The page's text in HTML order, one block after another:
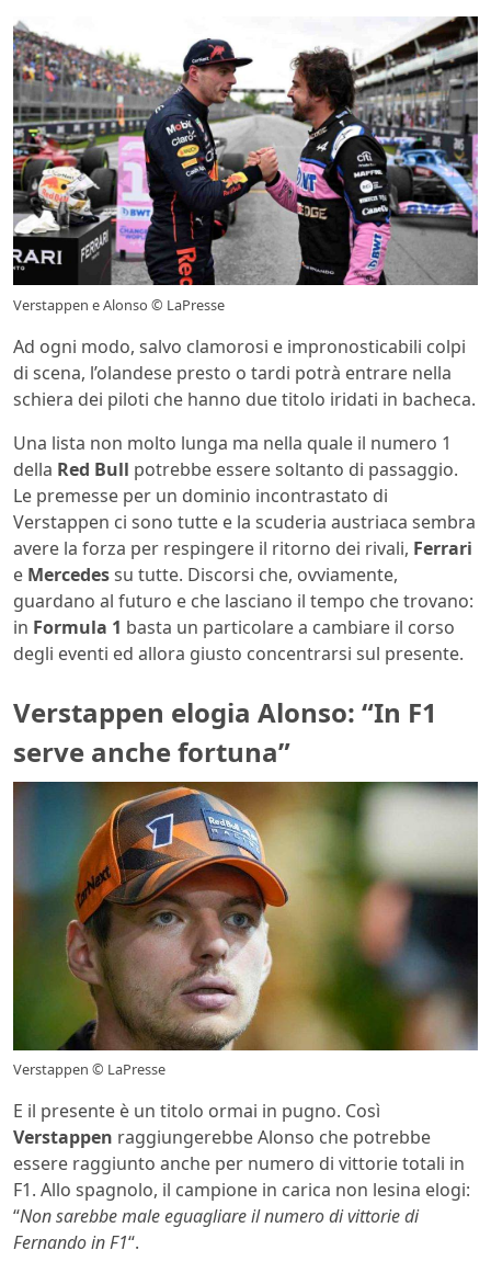
Verstappen e Alonso © LaPresse
Ad ogni modo, salvo clamorosi e impronosticabili colpi
di scena, l’olandese presto o tardi potrà entrare nella
schiera dei piloti che hanno due titolo iridati in bacheca.
Una lista non molto lunga ma nella quale il numero 1
della Red Bull potrebbe essere soltanto di passaggio.
Le premesse per un dominio incontrastato di
Verstappen ci sono tutte e la scuderia austriaca sembra
avere la forza per respingere il ritorno dei rivali, Ferrari
e Mercedessu tutte. Discorsi che, ovviamente,
guardano al futuro e che lasciano il tempo che trovano:
in Formula 1 basta un particolare a cambiare il corso
degli eventi ed allora giusto concentrarsi sul presente.
Verstappen elogia Alonso: “In F1
serve anche fortuna”
Verstappen © LaPresse
E il presente è un titolo ormai in pugno. Così
Verstappen raggiungerebbe Alonso che potrebbe
essere raggiunto anche per numero di vittorie totali in
F1. Allo spagnolo, il campione in carica non lesina elogi:
“Non sarebbe male eguagliare il numero di vittorie di
Fernando in F1“.